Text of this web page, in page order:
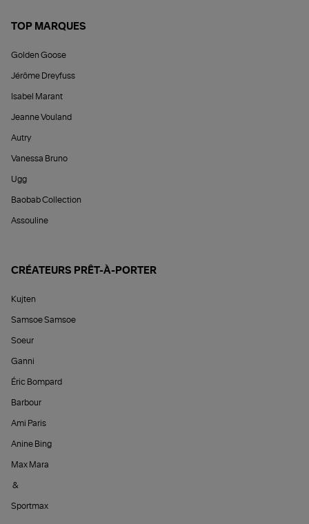
TOP MARQUES
Golden Goose
Jérôme Dreyfuss
Isabel Marant
Jeanne Vouland
Autry
Vanessa Bruno
Ugg
Baobab Collection
Assouline
CRÉATEURS PRÊT-À-PORTER
Kujten
Samsoe Samsoe
Soeur
Ganni
Éric Bompard
Barbour
Ami Paris
Anine Bing
Max Mara
&
Sportmax